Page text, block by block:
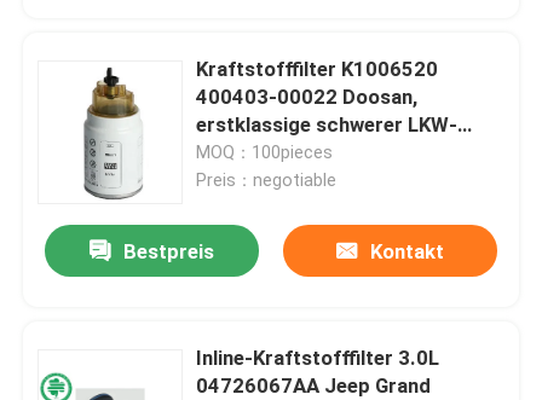
Kraftstofffilter K1006520
400403-00022 Doosan,
erstklassige schwerer LKW-
Kraftstofffilter
MOQ：100pieces
Preis：negotiable
Bestpreis Kontakt
Inline-Kraftstofffilter 3.0L
04726067AA Jeep Grand